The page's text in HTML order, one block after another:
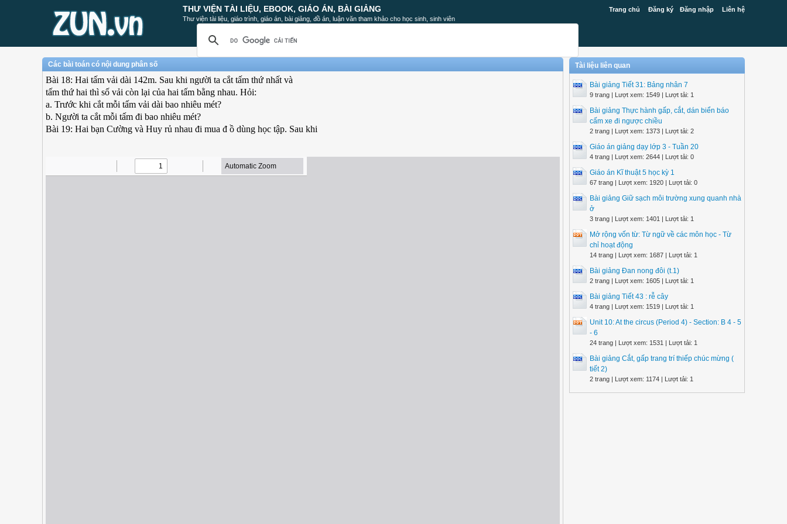
Trang chủ Đăng ký Đăng nhập Liên hệ
THƯ VIỆN TÀI LIỆU, EBOOK, GIÁO ÁN, BÀI GIẢNG
Thư viện tài liệu, giáo trình, giáo án, bài giảng, đồ án, luận văn tham khảo cho học sinh, sinh viên
Các bài toán có nội dung phân số
Bài 18: Hai tấm vải dài 142m. Sau khi người ta cắt tấm thứ nhất và
tấm thứ hai thì số vải còn lại của hai tấm bằng nhau. Hỏi:
a. Trước khi cắt mỗi tấm vải dài bao nhiêu mét?
b. Người ta cắt mỗi tấm đi bao nhiêu mét?
Bài 19: Hai bạn Cường và Huy rủ nhau đi mua đ ồ dùng học tập. Sau khi
Tài liệu liên quan
Bài giảng Tiết 31: Bảng nhân 7
9 trang | Lượt xem: 1549 | Lượt tải: 1
Bài giảng Thực hành gấp, cắt, dán biển báo
cấm xe đi ngược chiều
2 trang | Lượt xem: 1373 | Lượt tải: 2
Giáo án giảng dạy lớp 3 - Tuần 20
4 trang | Lượt xem: 2644 | Lượt tải: 0
Giáo án Kĩ thuật 5 học kỳ 1
67 trang | Lượt xem: 1920 | Lượt tải: 0
Bài giảng Giữ sạch môi trường xung quanh nhà
ở
3 trang | Lượt xem: 1401 | Lượt tải: 1
Mở rộng vốn từ: Từ ngữ về các môn học - Từ
chỉ hoạt động
14 trang | Lượt xem: 1687 | Lượt tải: 1
Bài giảng Đan nong đôi (t.1)
2 trang | Lượt xem: 1605 | Lượt tải: 1
Bài giảng Tiết 43 : rễ cây
4 trang | Lượt xem: 1519 | Lượt tải: 1
Unit 10: At the circus (Period 4) - Section: B 4 - 5
- 6
24 trang | Lượt xem: 1531 | Lượt tải: 1
Bài giảng Cắt, gấp trang trí thiếp chúc mừng (
tiết 2)
2 trang | Lượt xem: 1174 | Lượt tải: 1